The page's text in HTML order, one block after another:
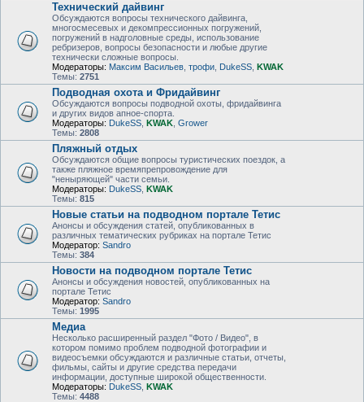
Технический дайвинг
Обсуждаются вопросы технического дайвинга,
многосмесевых и декомпрессионных погружений,
погружений в надголовные среды, использование
ребризеров, вопросы безопасности и любые другие
технически сложные вопросы.
Модераторы: Максим Васильев трофи DukeSS KWAK
Темы: 2751
Подводная охота и Фридайвинг
Обсуждаются вопросы подводной охоты, фридайвинга
и других видов апное-спорта.
Модераторы: DukeSS KWAK Grower
Темы: 2808
Пляжный отдых
Обсуждаются общие вопросы туристических поездок, а
также пляжное времяпрепровождение для
"неныряющей" части семьи.
Модераторы: DukeSS KWAK
Темы: 815
Новые статьи на подводном портале Тетис
Анонсы и обсуждения статей, опубликованных в
различных тематических рубриках на портале Тетис
Модератор: Sandro
Темы: 384
Новости на подводном портале Тетис
Анонсы и обсуждения новостей, опубликованных на
портале Тетис
Модератор: Sandro
Темы: 1995
Медиа
Несколько расширенный раздел "Фото / Видео", в
котором помимо проблем подводной фотографии и
видеосъемки обсуждаются и различные статьи, отчеты,
фильмы, сайты и другие средства передачи
информации, доступные широкой общественности.
Модераторы: DukeSS KWAK
Темы: 4488